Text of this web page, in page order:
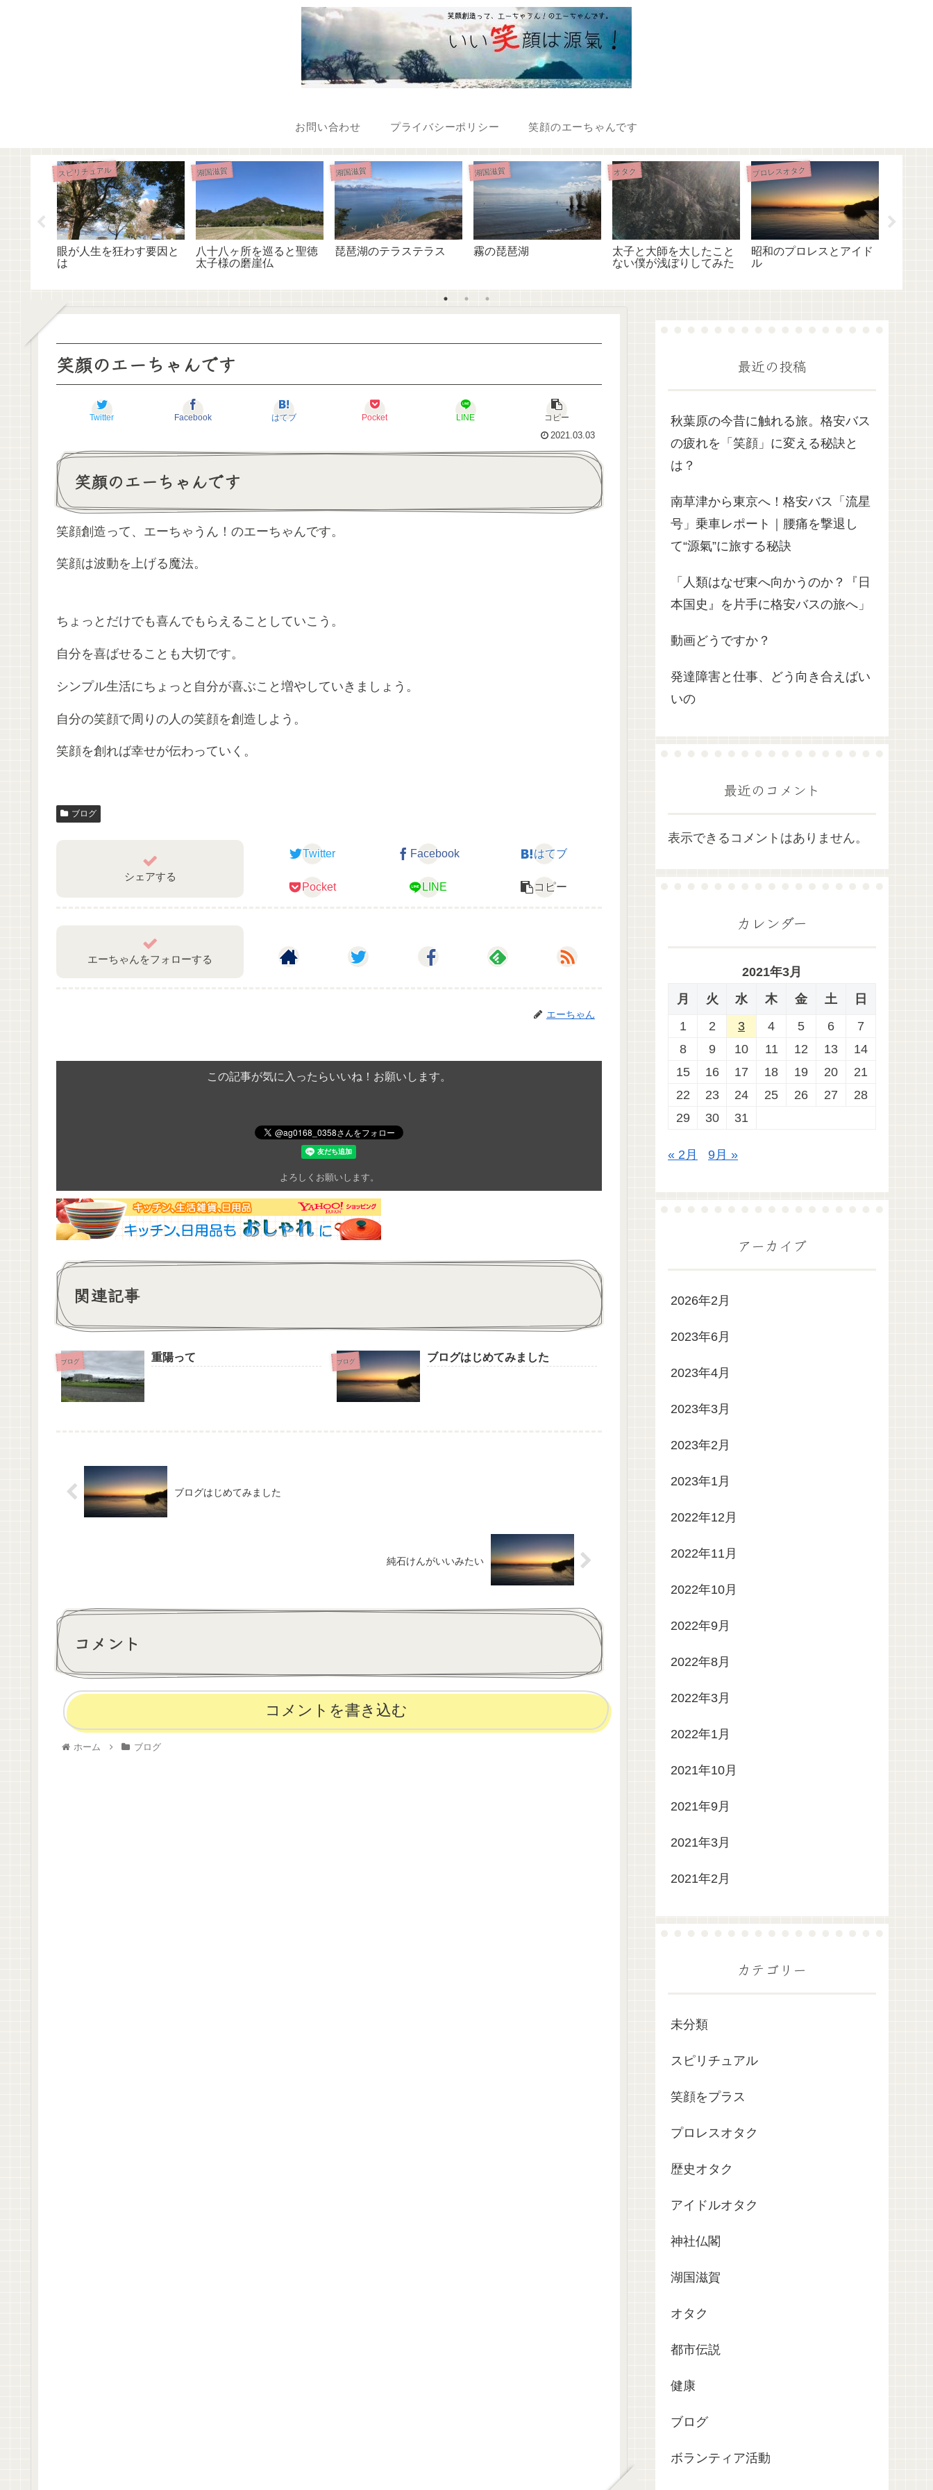
お問い合わせ プライバシーポリシー 笑顔のエーちゃんです
スピリチュアル
眼が人生を狂わす要因と
は
湖国滋賀
八十八ヶ所を巡ると聖徳
太子様の磨崖仏
湖国滋賀
琵琶湖のテラステラス
湖国滋賀
霧の琵琶湖
オタク
太子と大師を大したこと
ない僕が浅ぼりしてみた
プロレスオタク
昭和のプロレスとアイド
ル
笑顔のエーちゃんです
Twitter Facebook はてブ Pocket LINE
コピー
2021.03.03
笑顔のエーちゃんです
笑顔創造って、エーちゃうん！のエーちゃんです。
笑顔は波動を上げる魔法。
ちょっとだけでも喜んでもらえることしていこう。
自分を喜ばせることも大切です。
シンプル生活にちょっと自分が喜ぶこと増やしていきましょう。
自分の笑顔で周りの人の笑顔を創造しよう。
笑顔を創れば幸せが伝わっていく。
ブログ
シェアする
Twitter Facebook はてブ
Pocket LINE コピー
エーちゃんをフォローする
エーちゃん
この記事が気に入ったらいいね！お願いします。
よろしくお願いします。
関連記事
ブログ 重陽って ブログ ブログはじめてみました
ブログはじめてみました
純石けんがいいみたい
コメント
コメントを書き込む
ホーム ブログ
最近の投稿
秋葉原の今昔に触れる旅。格安バス
の疲れを「笑顔」に変える秘訣と
は？
南草津から東京へ！格安バス「流星
号」乗車レポート｜腰痛を撃退し
て“源氣”に旅する秘訣
「人類はなぜ東へ向かうのか？『日
本国史』を片手に格安バスの旅へ」
動画どうですか？
発達障害と仕事、どう向き合えばい
いの
最近のコメント
表示できるコメントはありません。
カレンダー
2021年3月
月
火 水 木 金 土
日
1
2 3 4 5 6
7
8
9 10 11 12 13
14
15
16 17 18 19 20
21
22
23 24 25 26 27
28
29
30 31
« 2月 9月 »
アーカイブ
2026年2月
2023年6月
2023年4月
2023年3月
2023年2月
2023年1月
2022年12月
2022年11月
2022年10月
2022年9月
2022年8月
2022年3月
2022年1月
2021年10月
2021年9月
2021年3月
2021年2月
カテゴリー
未分類
スピリチュアル
笑顔をプラス
プロレスオタク
歴史オタク
アイドルオタク
神社仏閣
湖国滋賀
オタク
都市伝説
健康
ブログ
ボランティア活動